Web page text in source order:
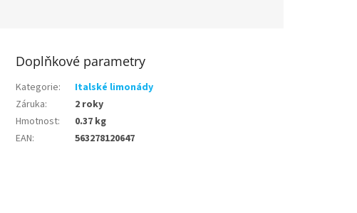
Doplňkové parametry
Kategorie:
Italské limonády
Záruka:
2 roky
Hmotnost:
0.37 kg
EAN: 563278120647